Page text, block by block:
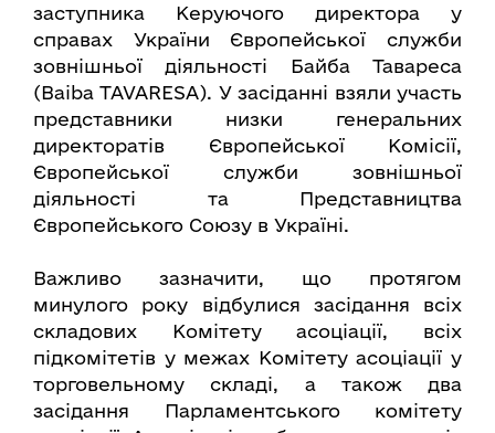
заступника Керуючого директора у
справах України Європейської служби
зовнішньої діяльності Байба Тавареса
(Baiba TAVARESA). У засіданні взяли участь
представники низки генеральних
директоратів Європейської Комісії,
Європейської служби зовнішньої
діяльності та Представництва
Європейського Союзу в Україні.
Важливо зазначити, що протягом
минулого року відбулися засідання всіх
складових Комітету асоціації, всіх
підкомітетів у межах Комітету асоціації у
торговельному складі, а також два
засідання Парламентського комітету